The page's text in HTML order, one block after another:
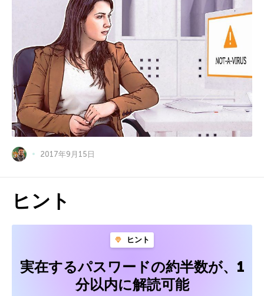
2017年9月15日
ヒント
ヒント
実在するパスワードの約半数が、1
分以内に解読可能